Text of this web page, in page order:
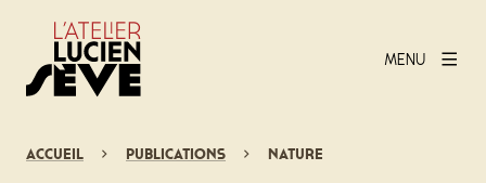
MENU
Accueil Publications Nature